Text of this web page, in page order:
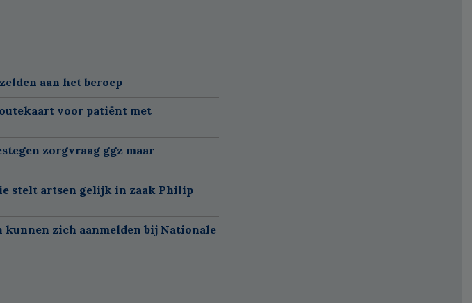
aan het beroep
voor patiënt met
zorgvraag ggz maar
stelt artsen gelijk in zaak Philip
kunnen zich aanmelden bij Nationale